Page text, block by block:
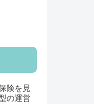
険を見
の運営